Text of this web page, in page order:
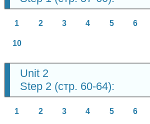
1 2 3 4 5 6
10
Unit 2
Step 2 (стр. 60-64):
1 2 3 4 5 6